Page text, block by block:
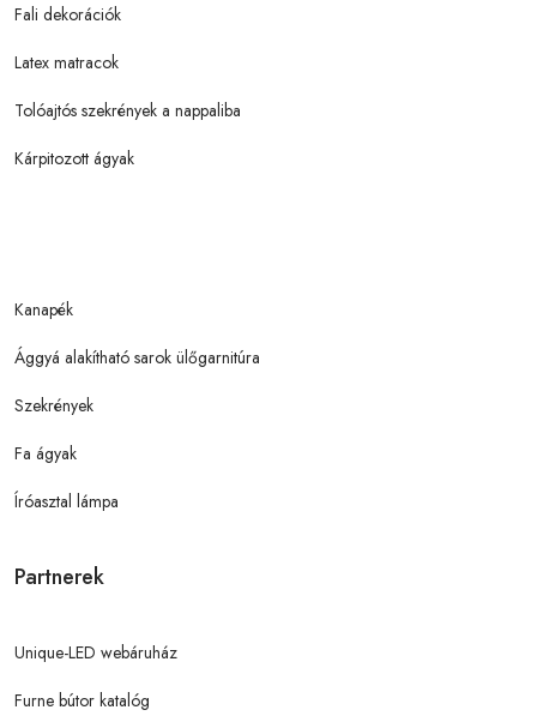
Fali dekorációk
Latex matracok
Tolóajtós szekrények a nappaliba
Kárpitozott ágyak
Kanapék
Ággyá alakítható sarok ülőgarnitúra
Szekrények
Fa ágyak
Íróasztal lámpa
Partnerek
Unique-LED webáruház
Furne bútor katalóg